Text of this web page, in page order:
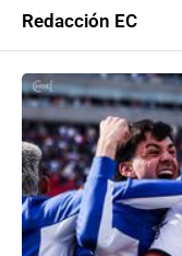
Redacción EC